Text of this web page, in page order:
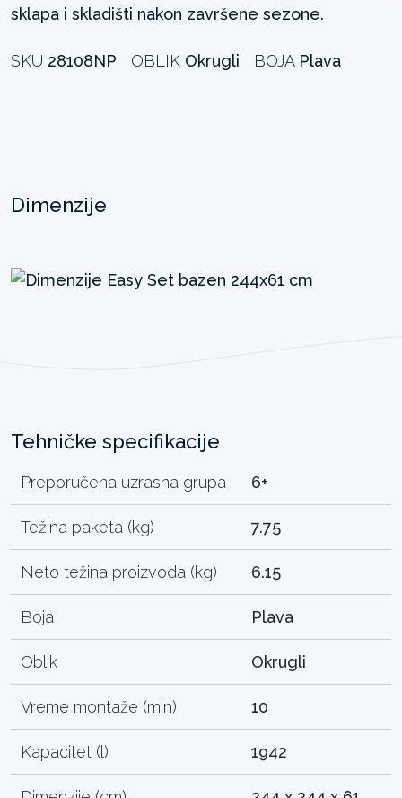
sklapa i skladišti nakon završene sezone.
SKU 28108NP OBLIK Okrugli BOJA Plava
Dimenzije
Tehničke specifikacije
Preporučena uzrasna grupa 6+
Težina paketa (kg) 7.75
Neto težina proizvoda (kg) 6.15
Boja Plava
Oblik Okrugli
Vreme montaže (min) 10
Kapacitet (l) 1942